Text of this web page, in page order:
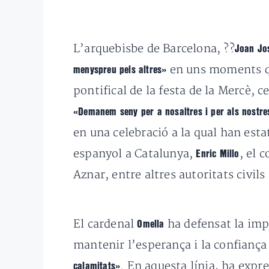
L’arquebisbe de Barcelona, ??Joan
menyspreu pels altres» en uns moments
pontifical de la festa de la Mercè,
«Demanem seny per a nosaltres i per als
en una celebració a la qual han
espanyol a Catalunya,Enric Millo , el
Aznar, entre altres autoritats
El cardenalOmella ha defensat la
mantenir l’esperança i la
calamitats»